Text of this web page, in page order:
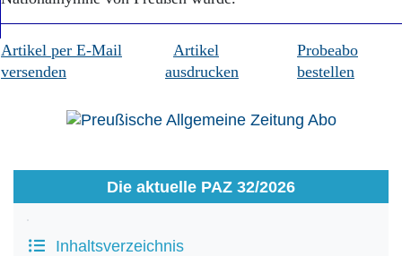
Artikel per E-Mail
versenden
Artikel
ausdrucken
Probeabo
bestellen
Die aktuelle PAZ 32/2026
Inhaltsverzeichnis